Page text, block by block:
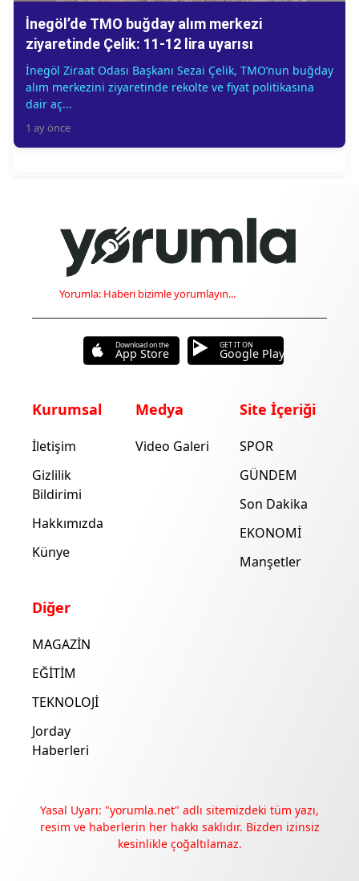
İnegöl’de TMO buğday alım merkezi
ziyaretinde Çelik: 11-12 lira uyarısı
İnegöl Ziraat Odası Başkanı Sezai Çelik, TMO’nun buğday
alım merkezini ziyaretinde rekolte ve fiyat politikasına
dair aç...
1 ay önce
Yorumla: Haberi bizimle yorumlayın...
Download on the
App Store
GET IT ON
Google Play
Kurumsal
İletişim
Gizlilik
Bildirimi
Hakkımızda
Künye
Medya
Video Galeri
Site İçeriği
SPOR
GÜNDEM
Son Dakika
EKONOMİ
Manşetler
Diğer
MAGAZİN
EĞİTİM
TEKNOLOJİ
Jorday
Haberleri
Yasal Uyarı: "yorumla.net" adlı sitemizdeki tüm yazı,
resim ve haberlerin her hakkı saklıdır. Bizden izinsiz
kesinlikle çoğaltılamaz.